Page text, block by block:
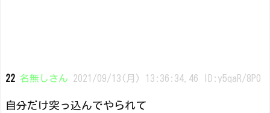
22 名無しさん 2021/09/13(月) 13:36:34.46 ID:y5qaR/8P0
自分だけ突っ込んでやられて